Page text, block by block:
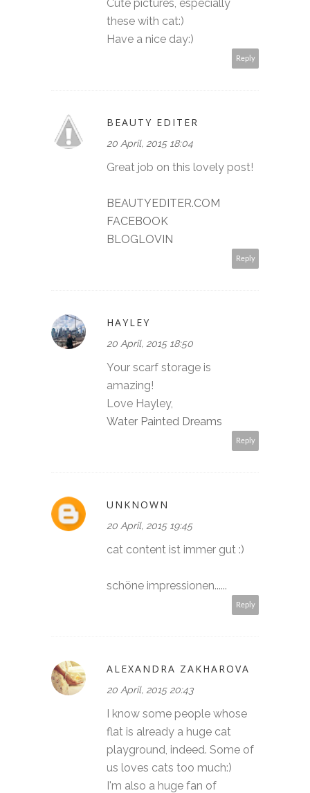
Cute pictures, especially
these with cat:)
Have a nice day:)
Reply
BEAUTY EDITER
20 April, 2015 18:04
Great job on this lovely post!
BEAUTYEDITER.COM
FACEBOOK
BLOGLOVIN
Reply
HAYLEY
20 April, 2015 18:50
Your scarf storage is
amazing!
Love Hayley,
Water Painted Dreams
Reply
UNKNOWN
20 April, 2015 19:45
cat content ist immer gut :)
schöne impressionen......
Reply
ALEXANDRA ZAKHAROVA
20 April, 2015 20:43
I know some people whose
flat is already a huge cat
playground, indeed. Some of
us loves cats too much:)
I'm also a huge fan of